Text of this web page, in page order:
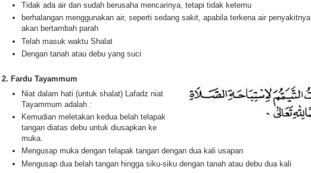
Tidak ada air dan sudah berusaha mencarinya, tetapi tidak ketemu
berhalangan menggunakan air, seperti sedang sakit, apabila terkena air penyakitnya
akan bertambah parah
Telah masuk waktu Shalat
Dengan tanah atau debu yang suci
2. Fardu Tayammum
Niat dalam hati (untuk shalat) Lafadz niat
Tayammum adalah :
Kemudian meletakan kedua belah telapak
tangan diatas debu untuk diusapkan ke
muka.
Mengusap muka dengan telapak tangan dengan dua kali usapan
Mengusap dua belah tangan hingga siku-siku dengan tanah atau debu dua kali